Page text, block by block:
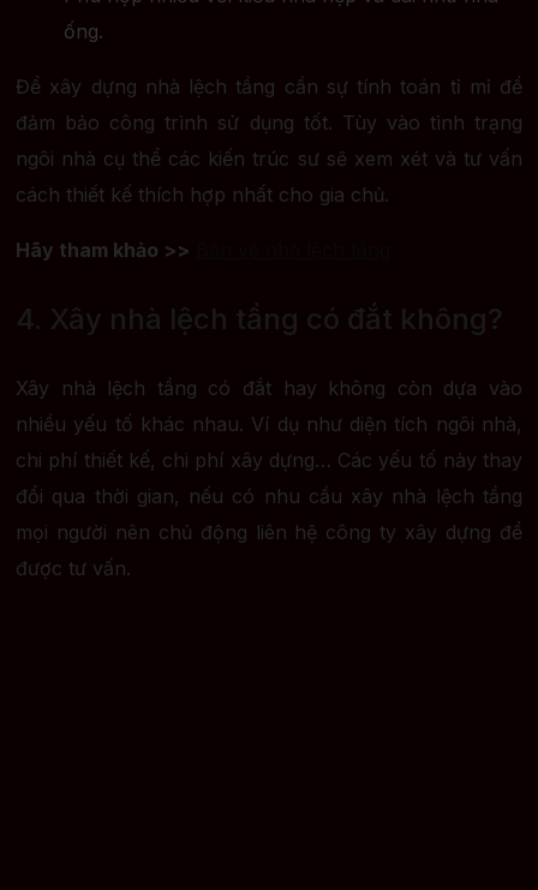
ống.
Để xây dựng nhà lệch tầng cần sự tính toán tỉ mỉ để
đảm bảo công trình sử dụng tốt. Tùy vào tình trạng
ngôi nhà cụ thể các kiến trúc sư sẽ xem xét và tư vấn
cách thiết kế thích hợp nhất cho gia chủ.
Hãy tham khảo >>
4. Xây nhà lệch tầng có đắt không?
Xây nhà lệch tầng có đắt hay không còn dựa vào
nhiều yếu tố khác nhau. Ví dụ như diện tích ngôi nhà,
chi phí thiết kế, chi phí xây dựng… Các yếu tố này thay
đổi qua thời gian, nếu có nhu cầu xây nhà lệch tầng
mọi người nên chủ động liên hệ công ty xây dựng để
được tư vấn.